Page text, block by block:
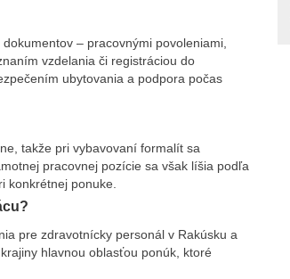
– pracovnými povoleniami,
vzdelania či registráciou do
ubytovania a podpora počas
takže pri vybavovaní formalít sa
pracovnej pozície sa však líšia podľa
konkrétnej ponuke.
pre zdravotnícky personál v Rakúsku a
hlavnou oblasťou ponúk, ktoré